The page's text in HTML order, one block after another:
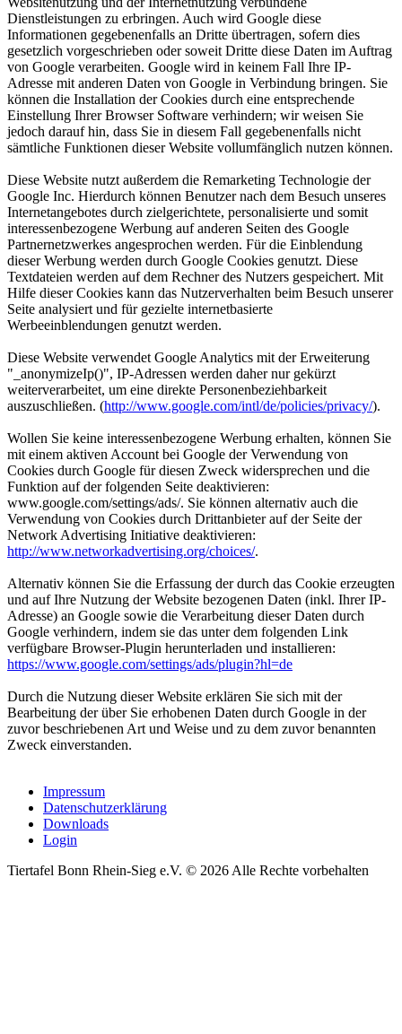
Dienstleistungen zu erbringen. Auch wird Google diese
Informationen gegebenenfalls an Dritte übertragen, sofern dies
gesetzlich vorgeschrieben oder soweit Dritte diese Daten im Auftrag
von Google verarbeiten. Google wird in keinem Fall Ihre IP-
Adresse mit anderen Daten von Google in Verbindung bringen. Sie
können die Installation der Cookies durch eine entsprechende
Einstellung Ihrer Browser Software verhindern; wir weisen Sie
jedoch darauf hin, dass Sie in diesem Fall gegebenenfalls nicht
sämtliche Funktionen dieser Website vollumfänglich nutzen können.
Diese Website nutzt außerdem die Remarketing Technologie der
Google Inc. Hierdurch können Benutzer nach dem Besuch unseres
Internetangebotes durch zielgerichtete, personalisierte und somit
interessenbezogene Werbung auf anderen Seiten des Google
Partnernetzwerkes angesprochen werden. Für die Einblendung
dieser Werbung werden durch Google Cookies genutzt. Diese
Textdateien werden auf dem Rechner des Nutzers gespeichert. Mit
Hilfe dieser Cookies kann das Nutzerverhalten beim Besuch unserer
Seite analysiert und für gezielte internetbasierte
Werbeeinblendungen genutzt werden.
Diese Website verwendet Google Analytics mit der Erweiterung
"_anonymizeIp()", IP-Adressen werden daher nur gekürzt
weiterverarbeitet, um eine direkte Personenbeziehbarkeit
auszuschließen. (http://www.google.com/intl/de/policies/privacy/).
Wollen Sie keine interessenbezogene Werbung erhalten, können Sie
mit einem aktiven Account bei Google der Verwendung von
Cookies durch Google für diesen Zweck widersprechen und die
Funktion auf der folgenden Seite deaktivieren:
www.google.com/settings/ads/. Sie können alternativ auch die
Verwendung von Cookies durch Drittanbieter auf der Seite der
Network Advertising Initiative deaktivieren:
http://www.networkadvertising.org/choices/.
Alternativ können Sie die Erfassung der durch das Cookie erzeugten
und auf Ihre Nutzung der Website bezogenen Daten (inkl. Ihrer IP-
Adresse) an Google sowie die Verarbeitung dieser Daten durch
Google verhindern, indem sie das unter dem folgenden Link
verfügbare Browser-Plugin herunterladen und installieren:
https://www.google.com/settings/ads/plugin?hl=de
Durch die Nutzung dieser Website erklären Sie sich mit der
Bearbeitung der über Sie erhobenen Daten durch Google in der
zuvor beschriebenen Art und Weise und zu dem zuvor benannten
Zweck einverstanden.
Impressum
Datenschutzerklärung
Downloads
Login
Tiertafel Bonn Rhein-Sieg e.V. © 2026 Alle Rechte vorbehalten